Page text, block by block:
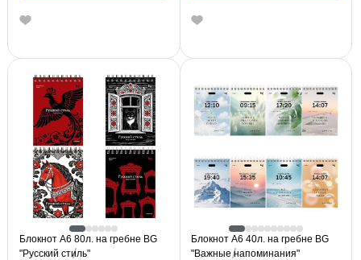
Блокнот А6 80л. на гребне BG
"Русский стиль"
Блокнот А6 40л. на гребне BG
"Важные напоминания"